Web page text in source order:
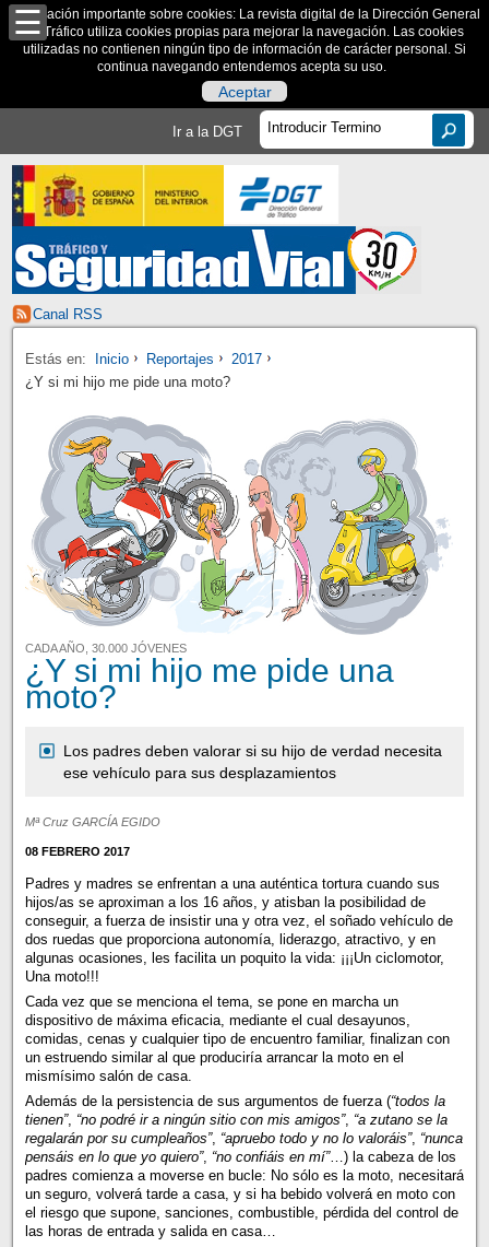
Información importante sobre cookies: La revista digital de la Dirección General
de Tráfico utiliza cookies propias para mejorar la navegación. Las cookies
utilizadas no contienen ningún tipo de información de carácter personal. Si
continua navegando entendemos acepta su uso.
Aceptar
Ir a la DGT
Canal RSS
Estás en: Inicio Reportajes
2017
¿Y si mi hijo me pide una moto?
CADA AÑO, 30.000 JÓVENES
¿Y si mi hijo me pide una
moto?
Los padres deben valorar si su hijo de verdad necesita
ese vehículo para sus desplazamientos
Mª Cruz GARCÍA EGIDO
08 FEBRERO 2017
Padres y madres se enfrentan a una auténtica tortura cuando sus
hijos/as se aproximan a los 16 años, y atisban la posibilidad de
conseguir, a fuerza de insistir una y otra vez, el soñado vehículo de
dos ruedas que proporciona autonomía, liderazgo, atractivo, y en
algunas ocasiones, les facilita un poquito la vida: ¡¡¡Un ciclomotor,
Una moto!!!
Cada vez que se menciona el tema, se pone en marcha un
dispositivo de máxima eficacia, mediante el cual desayunos,
comidas, cenas y cualquier tipo de encuentro familiar, finalizan con
un estruendo similar al que produciría arrancar la moto en el
mismísimo salón de casa.
Además de la persistencia de sus argumentos de fuerza (“todos la
tienen”, “no podré ir a ningún sitio con mis amigos”, “a zutano se la
regalarán por su cumpleaños”, “apruebo todo y no lo valoráis”, “nunca
pensáis en lo que yo quiero”, “no confiáis en mí”…) la cabeza de los
padres comienza a moverse en bucle: No sólo es la moto, necesitará
un seguro, volverá tarde a casa, y si ha bebido volverá en moto con
el riesgo que supone, sanciones, combustible, pérdida del control de
las horas de entrada y salida en casa…